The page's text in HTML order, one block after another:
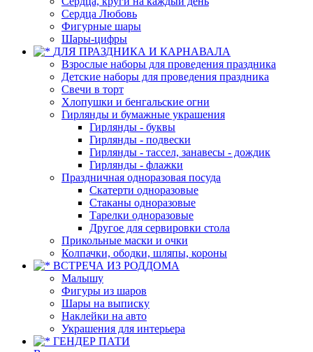
Сердца Любовь
Фигурные шары
Шары-цифры
ДЛЯ ПРАЗДНИКА И КАРНАВАЛА
Взрослые наборы для проведения праздника
Детские наборы для проведения праздника
Свечи в торт
Хлопушки и бенгальские огни
Гирлянды и бумажные украшения
Гирлянды - буквы
Гирлянды - подвески
Гирлянды - тассел, занавесы - дождик
Гирлянды - флажки
Праздничная одноразовая посуда
Скатерти одноразовые
Стаканы одноразовые
Тарелки одноразовые
Другое для сервировки стола
Прикольные маски и очки
Колпачки, ободки, шляпы, короны
ВСТРЕЧА ИЗ РОДДОМА
Малышу
Фигуры из шаров
Шары на выписку
Наклейки на авто
Украшения для интерьера
ГЕНДЕР ПАТИ